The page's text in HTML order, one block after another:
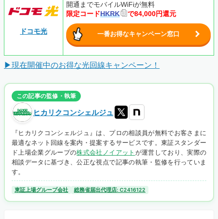
ドコモ光
開通までモバイルWiFiが無料
限定コードHKRK で84,000円還元
一番お得なキャンペーン窓口
▶現在開催中のお得な光回線キャンペーン！
この記事の監修・執筆
ヒカリクコンシェルジュ
『ヒカリクコンシェルジュ』は、プロの相談員が無料でお客さまに
最適なネット回線を案内・提案するサービスです。東証スタンダー
ド上場企業グループの株式会社ノイアット が運営しており、実際の
相談データに基づき、公正な視点で記事の執筆・監修を行っていま
す。
東証上場グループ会社 総務省届出代理店: C2416122